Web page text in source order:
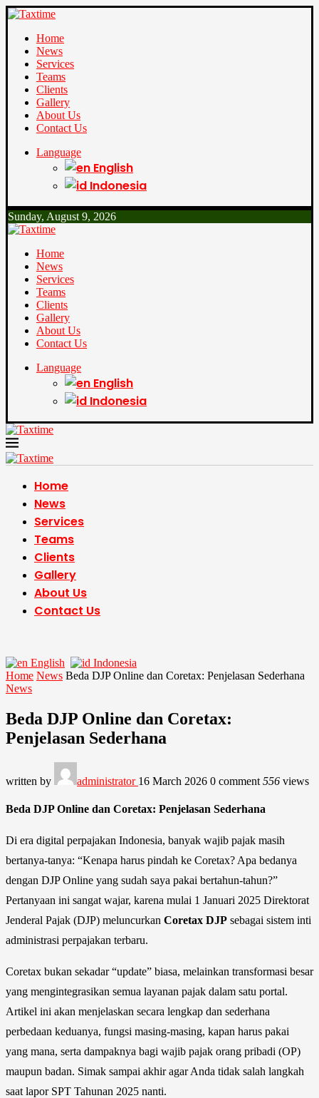
Home
News
Services
Teams
Clients
Gallery
About Us
Contact Us
Language
English
Indonesia
Sunday, August 9, 2026
Home
News
Services
Teams
Clients
Gallery
About Us
Contact Us
Language
English
Indonesia
Home
News
Services
Teams
Clients
Gallery
About Us
Contact Us
English
Indonesia
Home News Beda DJP Online dan Coretax: Penjelasan Sederhana
News
Beda DJP Online dan Coretax:
Penjelasan Sederhana
written by administrator 16 March 2026 0 comment 556 views
Beda DJP Online dan Coretax: Penjelasan Sederhana
Di era digital perpajakan Indonesia, banyak wajib pajak masih
bertanya-tanya: “Kenapa harus pindah ke Coretax? Apa bedanya
dengan DJP Online yang sudah saya pakai bertahun-tahun?”
Pertanyaan ini sangat wajar, karena mulai 1 Januari 2025 Direktorat
Jenderal Pajak (DJP) meluncurkan Coretax DJP sebagai sistem inti
administrasi perpajakan terbaru.
Coretax bukan sekadar “update” biasa, melainkan transformasi besar
yang mengintegrasikan semua layanan pajak dalam satu portal.
Artikel ini akan menjelaskan secara lengkap dan sederhana
perbedaan keduanya, fungsi masing-masing, kapan harus pakai
yang mana, serta dampaknya bagi wajib pajak orang pribadi (OP)
maupun badan. Simak sampai akhir agar Anda tidak salah langkah
saat lapor SPT Tahunan 2025 nanti.